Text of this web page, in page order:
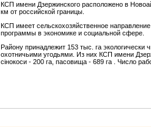
КСП имени Дзержинского расположено в
км от российской границы.
КСП имеет сельскохозяйственное
программы в экономике и социальной сфере.
Району принадлежит 153 тыс. га экологически
охотничьими угодьями. Из них КСП имени
сінокоси - 200 га, пасовища - 689 га . Число